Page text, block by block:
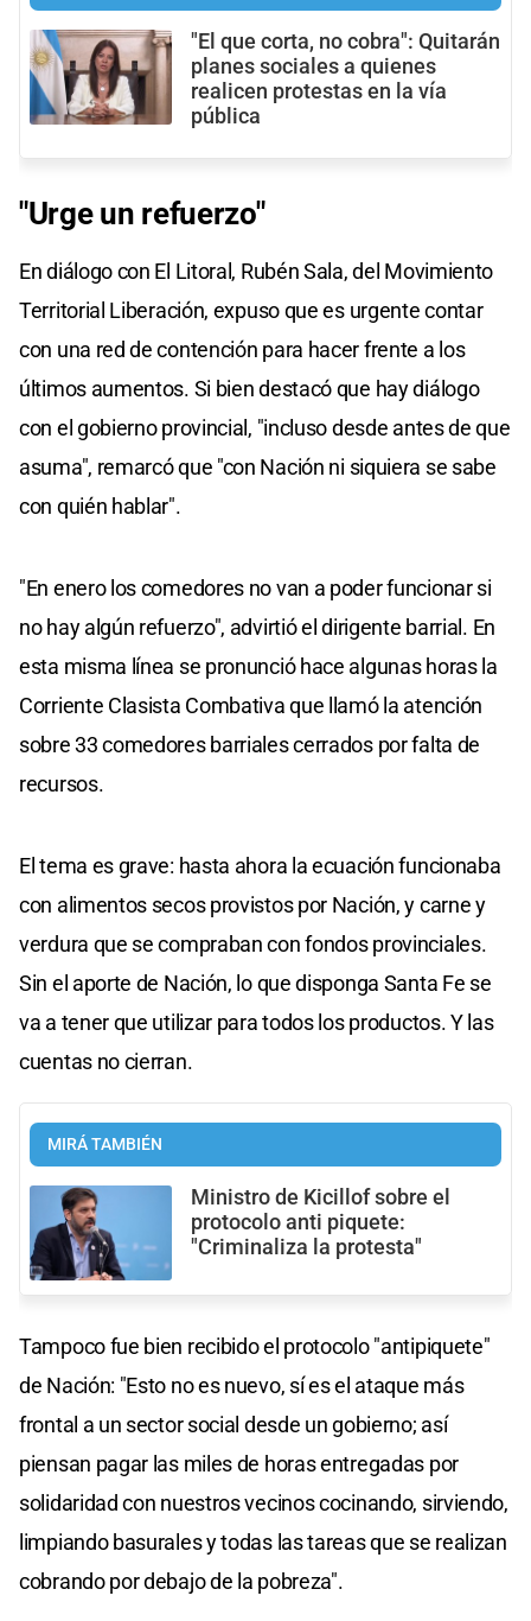
"El que corta, no cobra": Quitarán
planes sociales a quienes
realicen protestas en la vía
pública
"Urge un refuerzo"
En diálogo con El Litoral, Rubén Sala, del Movimiento
Territorial Liberación, expuso que es urgente contar
con una red de contención para hacer frente a los
últimos aumentos. Si bien destacó que hay diálogo
con el gobierno provincial, "incluso desde antes de que
asuma", remarcó que "con Nación ni siquiera se sabe
con quién hablar".
"En enero los comedores no van a poder funcionar si
no hay algún refuerzo", advirtió el dirigente barrial. En
esta misma línea se pronunció hace algunas horas la
Corriente Clasista Combativa que llamó la atención
sobre 33 comedores barriales cerrados por falta de
recursos.
El tema es grave: hasta ahora la ecuación funcionaba
con alimentos secos provistos por Nación, y carne y
verdura que se compraban con fondos provinciales.
Sin el aporte de Nación, lo que disponga Santa Fe se
va a tener que utilizar para todos los productos. Y las
cuentas no cierran.
MIRÁ TAMBIÉN
Ministro de Kicillof sobre el
protocolo anti piquete:
"Criminaliza la protesta"
Tampoco fue bien recibido el protocolo "antipiquete"
de Nación: "Esto no es nuevo, sí es el ataque más
frontal a un sector social desde un gobierno; así
piensan pagar las miles de horas entregadas por
solidaridad con nuestros vecinos cocinando, sirviendo,
limpiando basurales y todas las tareas que se realizan
cobrando por debajo de la pobreza".